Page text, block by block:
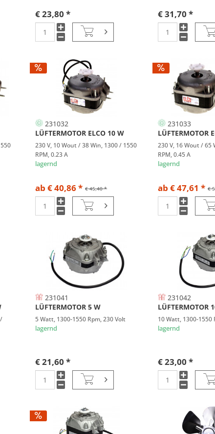
€ 23,80 * € 31,70 *
231032
LÜFTERMOTOR ELCO 10 W
230 V, 10 Wout / 38 Win, 1300 / 1550
RPM, 0.23 A
lagernd
€ 45,40 *
ab € 40,86 *
231033
LÜFTERMOTOR
230 V, 16 Wout / 65
RPM, 0.45 A
lagernd
€
ab € 47,61 *
231041
LÜFTERMOTOR 5 W
5 Watt, 1300-1550 Rpm, 230 Volt
lagernd
€ 21,60 *
231042
LÜFTERMOTOR
10 Watt, 1300-1550
lagernd
€ 23,00 *